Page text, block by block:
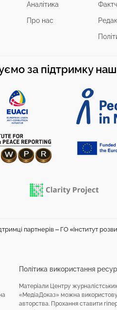
Аналітика
Про нас
за підтримку
партнерів – ГО «Інститут
Політика використання
Матеріали Центру
«МедіаДоказ» можна
авторства. Прохання ставити